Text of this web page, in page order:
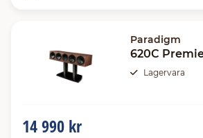
Paradigm
620C
Lagervara
14 990 kr